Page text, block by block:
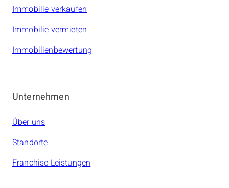
Immobilie verkaufen
Immobilie vermieten
Immobilienbewertung
Unternehmen
Über uns
Standorte
Franchise Leistungen